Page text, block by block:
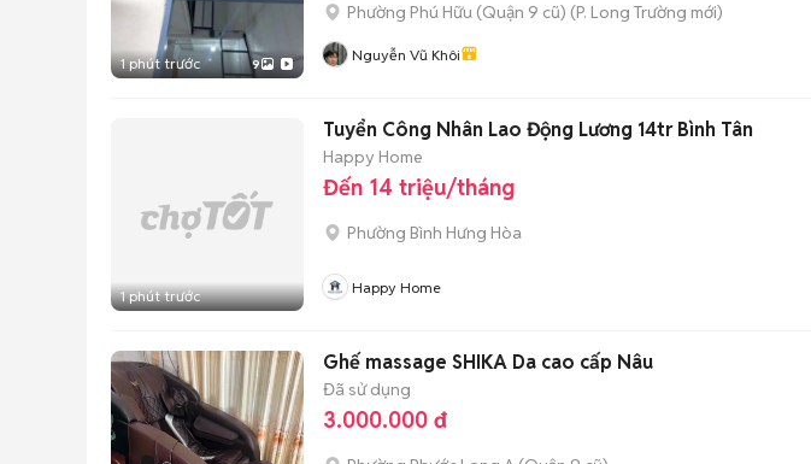
1 phút trước 9
Phường Phú Hữu (Quận 9 cũ) (P. Long Trường mới)
Nguyễn Vũ Khôi
1 phút trước
Tuyển Công Nhân Lao Động Lương 14tr Bình Tân
Happy Home
Đến 14 triệu/tháng
Phường Bình Hưng Hòa
Happy Home
Ghế massage SHIKA Da cao cấp Nâu
Đã sử dụng
3.000.000 đ